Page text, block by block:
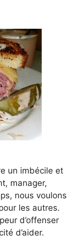
un imbécile et
manager,
nous voulons
les autres.
d’offenser
d’aider.